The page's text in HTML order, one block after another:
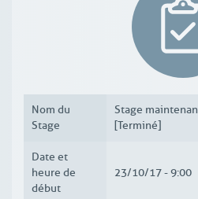
Nom du
Stage
Stage
[Terminé]
Date et
heure de
début
23/10/17 - 9:00